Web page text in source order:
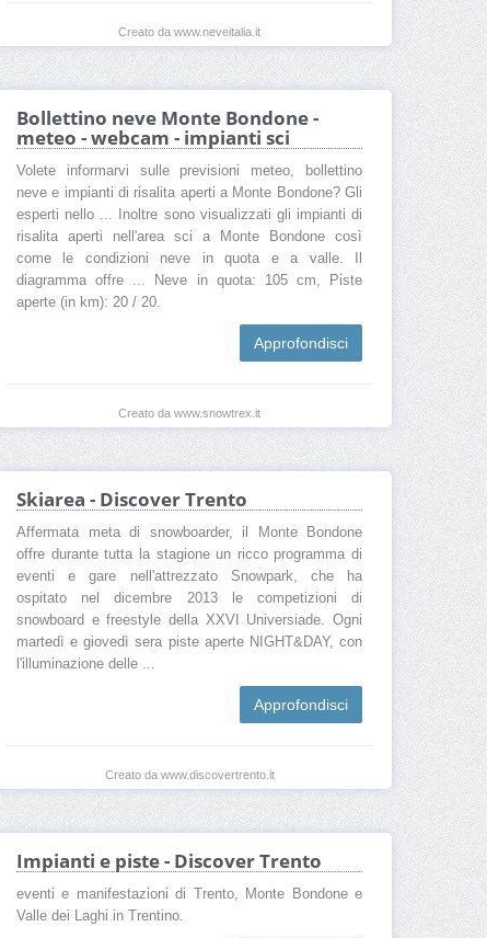
Creato da www.neveitalia.it
Bollettino neve Monte Bondone -
meteo - webcam - impianti sci
Volete informarvi sulle previsioni meteo, bollettino
neve e impianti di risalita aperti a Monte Bondone? Gli
esperti nello ... Inoltre sono visualizzati gli impianti di
risalita aperti nell'area sci a Monte Bondone così
come le condizioni neve in quota e a valle. Il
diagramma offre ... Neve in quota: 105 cm, Piste
aperte (in km): 20 / 20.
Approfondisci
Creato da www.snowtrex.it
Skiarea - Discover Trento
Affermata meta di snowboarder, il Monte Bondone
offre durante tutta la stagione un ricco programma di
eventi e gare nell'attrezzato Snowpark, che ha
ospitato nel dicembre 2013 le competizioni di
snowboard e freestyle della XXVI Universiade. Ogni
martedì e giovedì sera piste aperte NIGHT&DAY, con
l'illuminazione delle ...
Approfondisci
Creato da www.discovertrento.it
Impianti e piste - Discover Trento
eventi e manifestazioni di Trento, Monte Bondone e
Valle dei Laghi in Trentino.